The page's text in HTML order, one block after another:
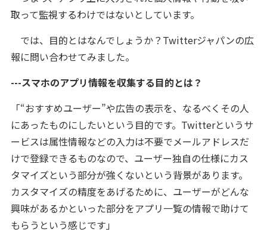
取って監視するわけではないとしています。
では、目的とはなんでしょうか？Twitterジャパンの広
報に問い合わせてみました。
---スマホのアプリ情報を収集する目的とは？
「“おすすめユーザー”や広告の表示を、なるべくその人
にあったものにしたいという目的です。Twitterというサ
ービスは属性情報などの入力は不要でメールアドレスだ
けで登録できるものなので、ユーザー独自の仕様にカス
タマイズという部分が強くないという背景があります。
カスタマイズの精度をあげるために、ユーザーがどんな
興味があるかといった部分をアプリ一覧の情報で助けて
もらうという感じです」